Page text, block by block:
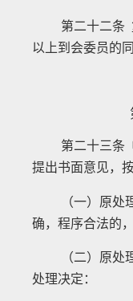
第二十二条
以上到会委员的
第二十三条
提出书面意见，
（一）原处
确，程序合法的
（二）原处
处理决定：